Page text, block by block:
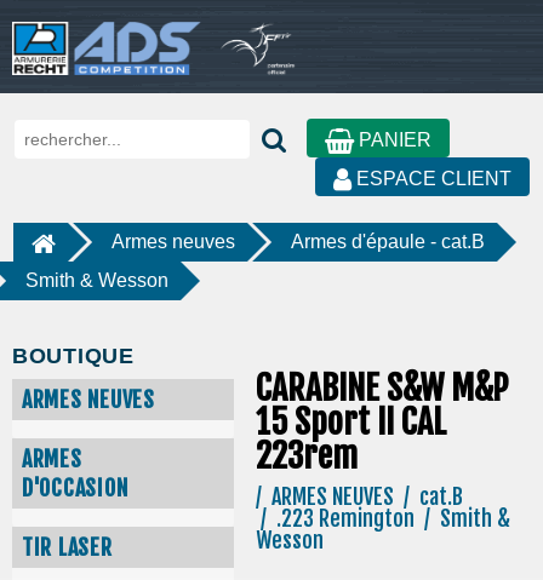
PANIER
ESPACE CLIENT
Armes neuves
Armes d'épaule - cat.B
Smith & Wesson
BOUTIQUE
ARMES NEUVES
ARMES
D'OCCASION
TIR LASER
CARABINE S&W M&P
15 Sport II CAL
223rem
/ ARMES NEUVES / cat.B
/ .223 Remington / Smith &
Wesson